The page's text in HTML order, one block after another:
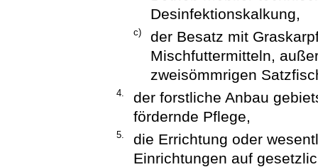
Desinfektionskalkung,
c)
der Besatz mit
Mischfuttermitteln,
zweisömmrigen
4.
der forstliche Anbau
fördernde Pflege,
5.
die Errichtung oder
Einrichtungen auf